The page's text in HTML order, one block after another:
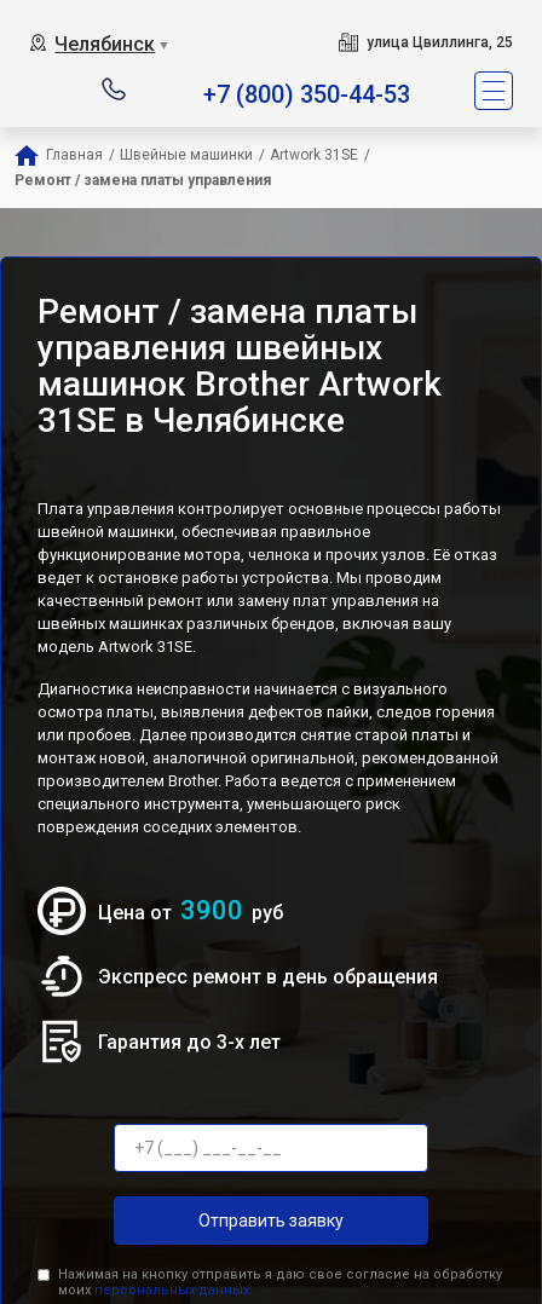
Челябинск ▼ улица Цвиллинга, 25
+7 (800) 350-44-53
Главная / Швейные машинки / Artwork 31SE /
Ремонт / замена платы управления
Ремонт / замена платы
управления швейных
машинок Brother Artwork
31SE в Челябинске
Плата управления контролирует основные процессы работы
швейной машинки, обеспечивая правильное
функционирование мотора, челнока и прочих узлов. Её отказ
ведет к остановке работы устройства. Мы проводим
качественный ремонт или замену плат управления на
швейных машинках различных брендов, включая вашу
модель Artwork 31SE.
Диагностика неисправности начинается с визуального
осмотра платы, выявления дефектов пайки, следов горения
или пробоев. Далее производится снятие старой платы и
монтаж новой, аналогичной оригинальной, рекомендованной
производителем Brother. Работа ведется с применением
специального инструмента, уменьшающего риск
повреждения соседних элементов.
Цена от 3900 руб
Экспресс ремонт в день обращения
Гарантия до 3-х лет
Отправить заявку
Нажимая на кнопку отправить я даю свое согласие на обработку
моих персональных данных.